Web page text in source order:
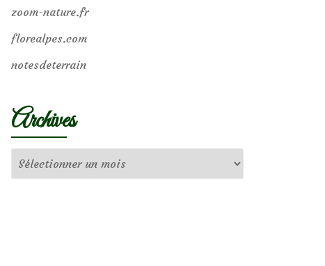
zoom-nature.fr
florealpes.com
notesdeterrain
Archives
Archives